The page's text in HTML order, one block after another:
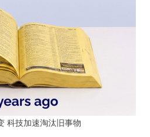
科技加速淘汰旧事物